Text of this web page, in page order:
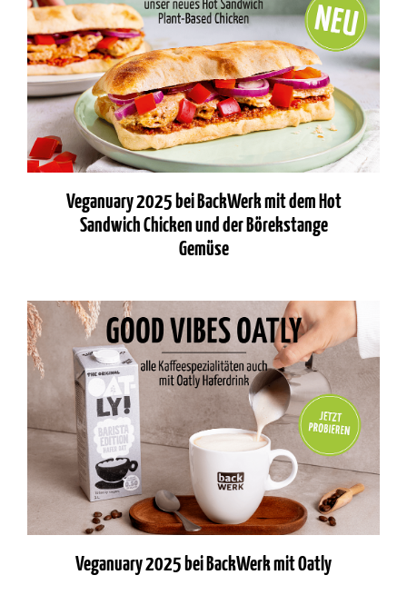
Veganuary 2025 bei BackWerk mit dem Hot
Sandwich Chicken und der Börekstange
Gemüse
Veganuary 2025 bei BackWerk mit Oatly